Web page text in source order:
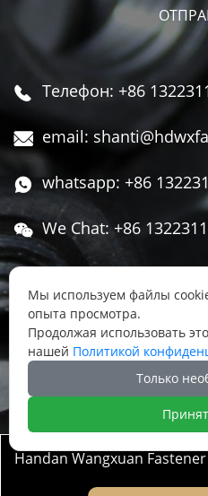
 Телефон: +86
 email:
 whatsapp: +86
 We Chat: +86
Адрес: Северная
Чжоуцунь, поселок
город Ханьдань,
 
Handan Wangxuan
Мы используем файлы
опыта просмотра.
Продолжая использовать
нашей Политикой
Только